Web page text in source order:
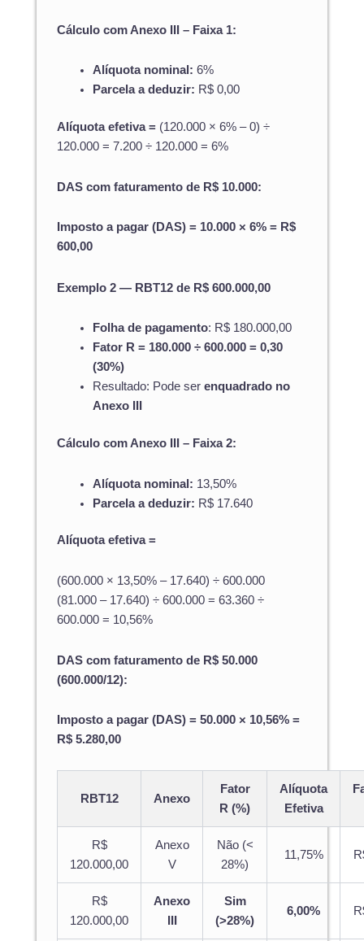
Cálculo com Anexo III – Faixa 1:
Alíquota nominal: 6%
Parcela a deduzir: R$ 0,00
Alíquota efetiva = (120.000 × 6% – 0) ÷
120.000 = 7.200 ÷ 120.000 = 6%
DAS com faturamento de R$ 10.000:
Imposto a pagar (DAS) = 10.000 × 6% = R$
600,00
Exemplo 2 — RBT12 de R$ 600.000,00
Folha de pagamento: R$ 180.000,00
Fator R = 180.000 ÷ 600.000 = 0,30
(30%)
Resultado: Pode ser enquadrado no
Anexo III
Cálculo com Anexo III – Faixa 2:
Alíquota nominal: 13,50%
Parcela a deduzir: R$ 17.640
Alíquota efetiva =
(600.000 × 13,50% – 17.640) ÷ 600.000
(81.000 – 17.640) ÷ 600.000 = 63.360 ÷
600.000 = 10,56%
DAS com faturamento de R$ 50.000
(600.000/12):
Imposto a pagar (DAS) = 50.000 × 10,56% =
R$ 5.280,00
RBT12 Anexo
Fator
R (%)
Alíquota
Efetiva
R$
120.000,00
Anexo
V
Não (<
28%)
11,75%
R$
120.000,00
Anexo
III
Sim
(>28%)
6,00%